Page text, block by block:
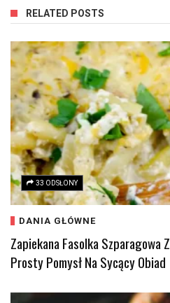
RELATED POSTS
33 ODSŁONY
DANIA GŁÓWNE
Zapiekana Fasolka Szparagowa
Prosty Pomysł Na Sycący Obiad